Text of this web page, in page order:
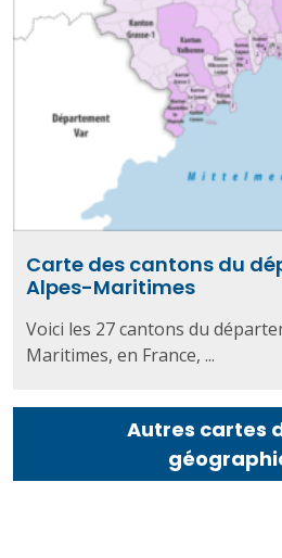
Carte des cantons du
Alpes-Maritimes
Voici les 27 cantons du
Maritimes, en France, ...
Autres cartes